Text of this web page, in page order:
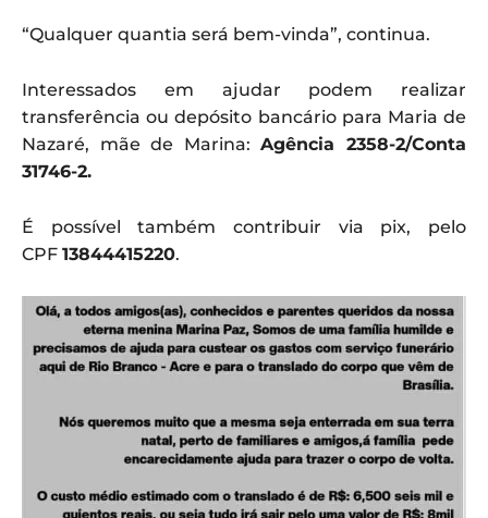
“Qualquer quantia será bem-vinda”, continua.
Interessados em ajudar podem realizar
transferência ou depósito bancário para Maria de
Nazaré, mãe de Marina:Agência 2358-2/Conta
31746-2.
É possível também contribuir via pix, pelo
CPF 13844415220.